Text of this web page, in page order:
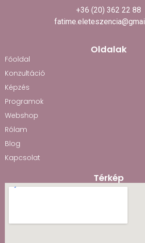
+36 (20) 362 22 88
Oldalak
Főoldal
Konzultáció
Képzés
Programok
Webshop
Rólam
Blog
Kapcsolat
Térkép